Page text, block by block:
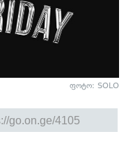
ფოტო: SOLO